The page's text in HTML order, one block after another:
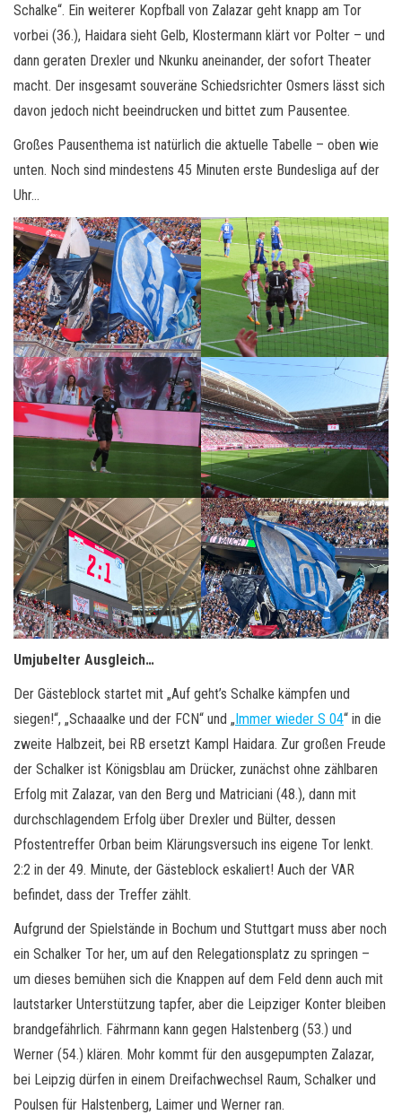
Schalke“. Ein weiterer Kopfball von Zalazar geht knapp am Tor
vorbei (36.), Haidara sieht Gelb, Klostermann klärt vor Polter – und
dann geraten Drexler und Nkunku aneinander, der sofort Theater
macht. Der insgesamt souveräne Schiedsrichter Osmers lässt sich
davon jedoch nicht beeindrucken und bittet zum Pausentee.
Großes Pausenthema ist natürlich die aktuelle Tabelle – oben wie
unten. Noch sind mindestens 45 Minuten erste Bundesliga auf der
Uhr…
Umjubelter Ausgleich…
Der Gästeblock startet mit „Auf geht’s Schalke kämpfen und
siegen!“, „Schaaalke und der FCN“ und „Immer wieder S 04“ in die
zweite Halbzeit, bei RB ersetzt Kampl Haidara. Zur großen Freude
der Schalker ist Königsblau am Drücker, zunächst ohne zählbaren
Erfolg mit Zalazar, van den Berg und Matriciani (48.), dann mit
durchschlagendem Erfolg über Drexler und Bülter, dessen
Pfostentreffer Orban beim Klärungsversuch ins eigene Tor lenkt.
2:2 in der 49. Minute, der Gästeblock eskaliert! Auch der VAR
befindet, dass der Treffer zählt.
Aufgrund der Spielstände in Bochum und Stuttgart muss aber noch
ein Schalker Tor her, um auf den Relegationsplatz zu springen –
um dieses bemühen sich die Knappen auf dem Feld denn auch mit
lautstarker Unterstützung tapfer, aber die Leipziger Konter bleiben
brandgefährlich. Fährmann kann gegen Halstenberg (53.) und
Werner (54.) klären. Mohr kommt für den ausgepumpten Zalazar,
bei Leipzig dürfen in einem Dreifachwechsel Raum, Schalker und
Poulsen für Halstenberg, Laimer und Werner ran.